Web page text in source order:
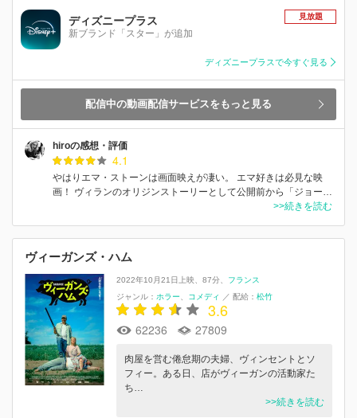
ディズニープラス
新ブランド「スター」が追加
見放題
ディズニープラスで今すぐ見る
配信中の動画配信サービスをもっと見る
hiroの感想・評価
4.1
やはりエマ・ストーンは画面映えが凄い。 エマ好きは必見な映
画！ ヴィランのオリジンストーリーとして公開前から「ジョー…
>>続きを読む
ヴィーガンズ・ハム
2022年10月21日上映 87分
フランス
ジャンル： ホラー コメディ ／ 配給： 松竹
3.6
62236 27809
肉屋を営む倦怠期の夫婦、ヴィンセントとソ
フィー。ある日、店がヴィーガンの活動家た
ち…
>>続きを読む